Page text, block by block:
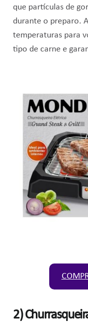
que partículas de
durante o preparo.
temperaturas para
tipo de carne e
2)